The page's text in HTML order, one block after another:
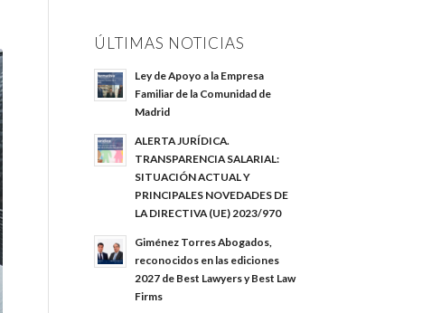
ÚLTIMAS NOTICIAS
Ley de Apoyo a la Empresa
Familiar de la Comunidad de
Madrid
ALERTA JURÍDICA.
TRANSPARENCIA SALARIAL:
SITUACIÓN ACTUAL Y
PRINCIPALES NOVEDADES DE
LA DIRECTIVA (UE) 2023/970
Giménez Torres Abogados,
reconocidos en las ediciones
2027 de Best Lawyers y Best Law
Firms